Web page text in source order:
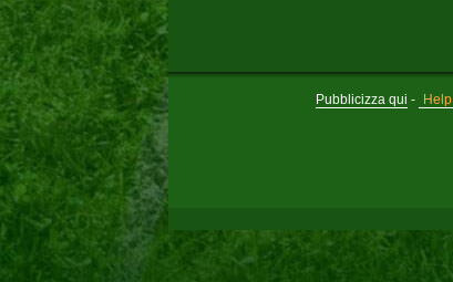
Pubblicizza qui - Help